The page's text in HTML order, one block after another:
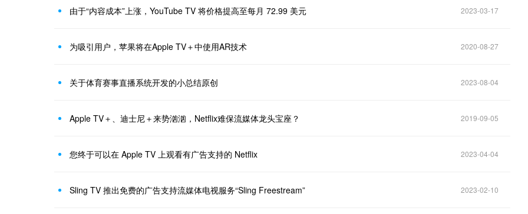
由于“内容成本”上涨，YouTube TV 将价格提高至每月 72.99 美元 2023-03-17
为吸引用户，苹果将在Apple TV＋中使用AR技术 2020-08-27
关于体育赛事直播系统开发的小总结原创 2023-08-04
Apple TV＋、迪士尼＋来势汹汹，Netflix难保流媒体龙头宝座？ 2019-09-05
您终于可以在 Apple TV 上观看有广告支持的 Netflix 2023-04-04
Sling TV 推出免费的广告支持流媒体电视服务“Sling Freestream” 2023-02-10